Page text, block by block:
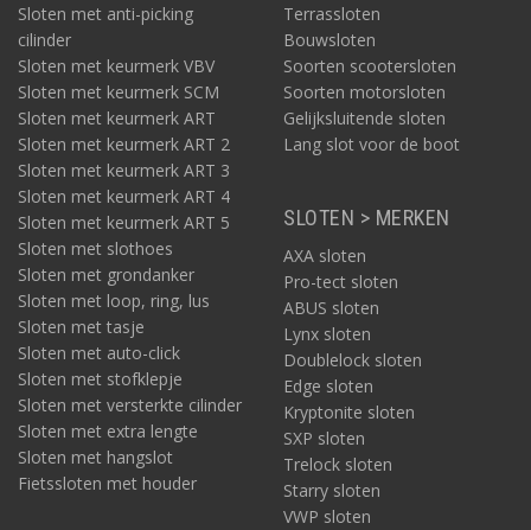
Sloten met anti-picking
cilinder
Sloten met keurmerk VBV
Sloten met keurmerk SCM
Sloten met keurmerk ART
Sloten met keurmerk ART 2
Sloten met keurmerk ART 3
Sloten met keurmerk ART 4
Sloten met keurmerk ART 5
Sloten met slothoes
Sloten met grondanker
Sloten met loop, ring, lus
Sloten met tasje
Sloten met auto-click
Sloten met stofklepje
Sloten met versterkte cilinder
Sloten met extra lengte
Sloten met hangslot
Fietssloten met houder
Terrassloten
Bouwsloten
Soorten scootersloten
Soorten motorsloten
Gelijksluitende sloten
Lang slot voor de boot
SLOTEN > MERKEN
AXA sloten
Pro-tect sloten
ABUS sloten
Lynx sloten
Doublelock sloten
Edge sloten
Kryptonite sloten
SXP sloten
Trelock sloten
Starry sloten
VWP sloten